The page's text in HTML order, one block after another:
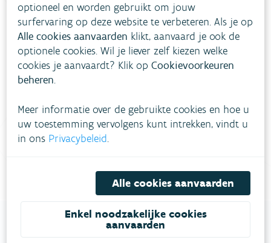
Heb je vragen?
Bekijk het overzicht van
Niet gevonden wat je zocht? Vul ons
contactformulier in.
optioneel en worden gebruikt om jouw
surfervaring op deze website te verbeteren. Als je op
Alle cookies aanvaarden klikt, aanvaard je ook de
optionele cookies. Wil je liever zelf kiezen welke
cookies je aanvaardt? Klik opCookievoorkeuren
beheren.
Meer informatie over de gebruikte cookies en hoe u
uw toestemming vervolgens kunt intrekken, vindt u
in ons Privacybeleid.
Alle cookies aanvaarden
Enkel noodzakelijke cookies
aanvaarden